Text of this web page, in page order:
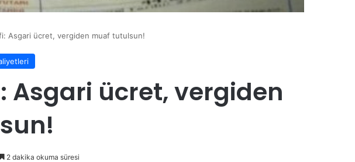
Asgari ücret, vergiden muaf tutulsun!
Asgari ücret, vergiden
2 dakika okuma süresi